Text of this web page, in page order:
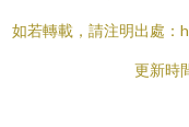
如若轉載，請注明出處
更新時